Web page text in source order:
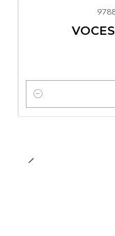
Cantidad